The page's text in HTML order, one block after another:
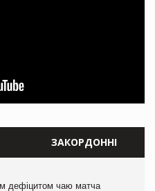
ЗАКОРДОННІ
дефіцитом чаю матча
як оперативні логістичні
дефіцитом чаю матча